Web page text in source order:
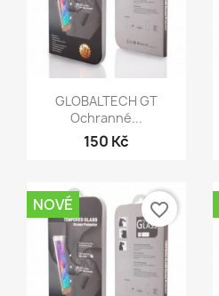
Rychlý náhled
GLOBALTECH GT
Ochranné...
150 Kč
NOVÉ favorite_border